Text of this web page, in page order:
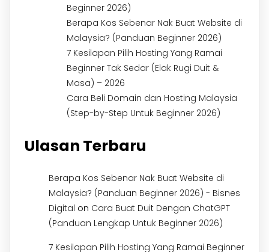
Beginner 2026)
Berapa Kos Sebenar Nak Buat Website di
Malaysia? (Panduan Beginner 2026)
7 Kesilapan Pilih Hosting Yang Ramai
Beginner Tak Sedar (Elak Rugi Duit &
Masa) – 2026
Cara Beli Domain dan Hosting Malaysia
(Step-by-Step Untuk Beginner 2026)
Ulasan Terbaru
Berapa Kos Sebenar Nak Buat Website di
Malaysia? (Panduan Beginner 2026) - Bisnes
Digital on Cara Buat Duit Dengan ChatGPT
(Panduan Lengkap Untuk Beginner 2026)
7 Kesilapan Pilih Hosting Yang Ramai Beginner